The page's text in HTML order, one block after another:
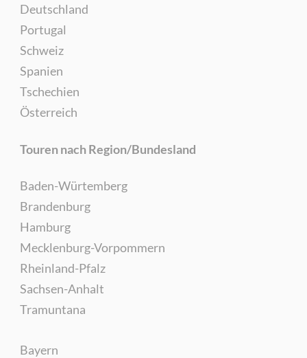
Deutschland
Portugal
Schweiz
Spanien
Tschechien
Österreich
Touren nach Region/Bundesland
Baden-Würtemberg
Brandenburg
Hamburg
Mecklenburg-Vorpommern
Rheinland-Pfalz
Sachsen-Anhalt
Tramuntana
Bayern